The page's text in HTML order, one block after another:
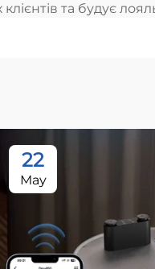
та будує
22
May